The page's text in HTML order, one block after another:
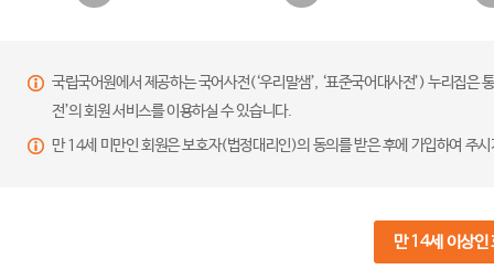
국립국어원에서 제공하는 국어사전(‘우리말샘’, ‘표준국어대사전’) 누리집
전’의 회원 서비스를 이용하실 수 있습니다.
만 14세 미만인 회원은 보호자(법정대리인)의 동의를 받은 후에 가입하여 주
만 14세 이상인